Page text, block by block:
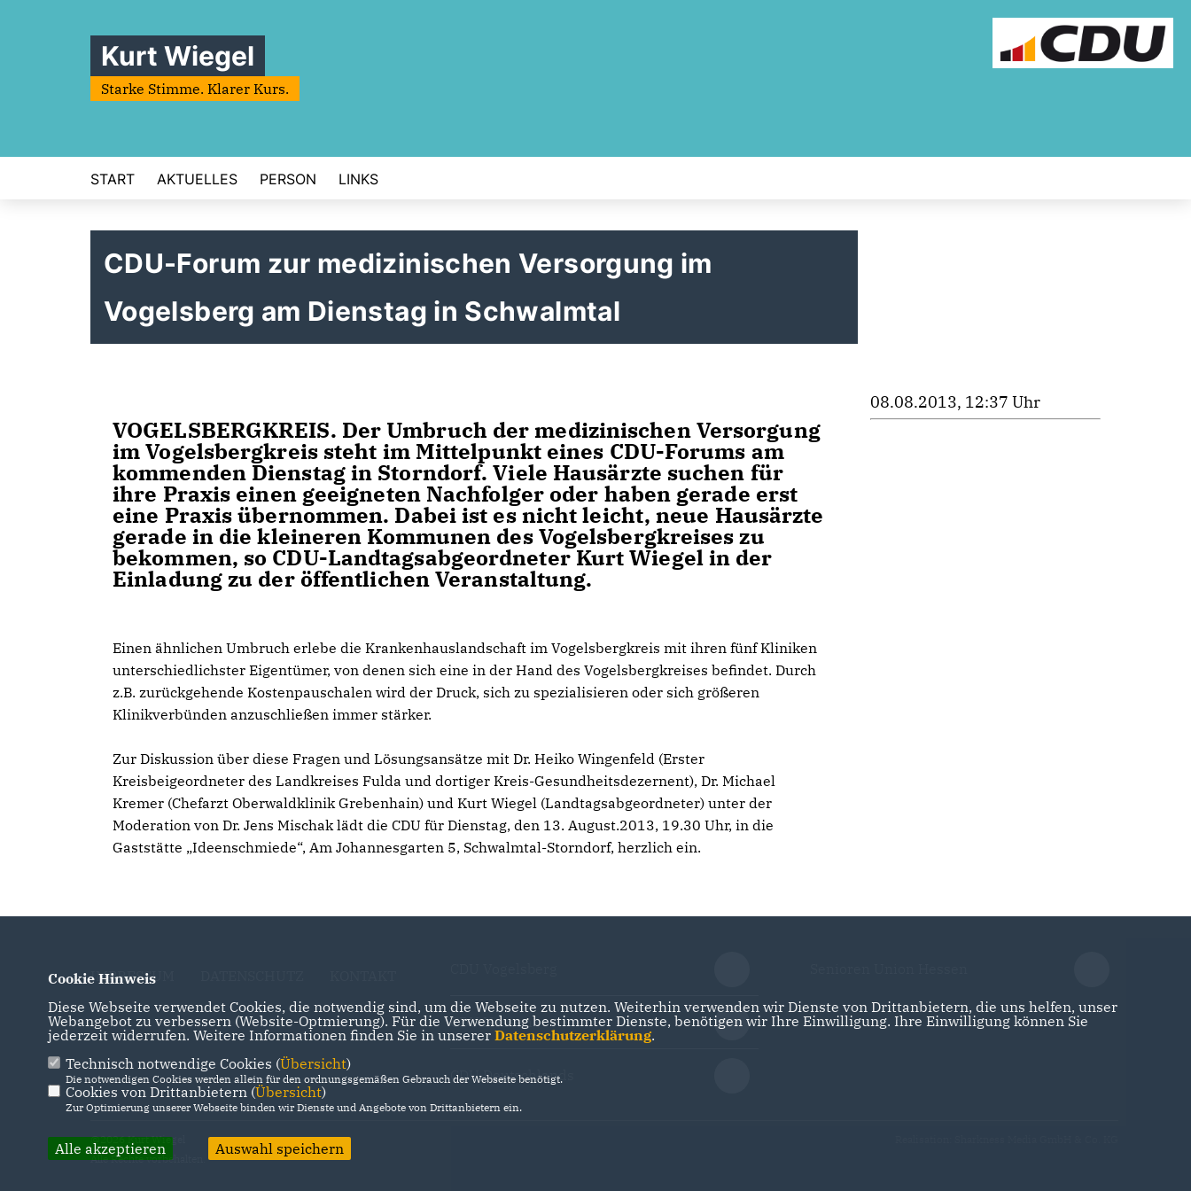
Kurt Wiegel
Starke Stimme. Klarer Kurs.
START AKTUELLES PERSON LINKS
CDU-Forum zur medizinischen Versorgung im
Vogelsberg am Dienstag in Schwalmtal
VOGELSBERGKREIS. Der Umbruch der medizinischen Versorgung
im Vogelsbergkreis steht im Mittelpunkt eines CDU-Forums am
kommenden Dienstag in Storndorf. Viele Hausärzte suchen für
ihre Praxis einen geeigneten Nachfolger oder haben gerade erst
eine Praxis übernommen. Dabei ist es nicht leicht, neue Hausärzte
gerade in die kleineren Kommunen des Vogelsbergkreises zu
bekommen, so CDU-Landtagsabgeordneter Kurt Wiegel in der
Einladung zu der öffentlichen Veranstaltung.
Einen ähnlichen Umbruch erlebe die Krankenhauslandschaft im Vogelsbergkreis mit ihren fünf Kliniken
unterschiedlichster Eigentümer, von denen sich eine in der Hand des Vogelsbergkreises befindet. Durch
z.B. zurückgehende Kostenpauschalen wird der Druck, sich zu spezialisieren oder sich größeren
Klinikverbünden anzuschließen immer stärker.
Zur Diskussion über diese Fragen und Lösungsansätze mit Dr. Heiko Wingenfeld (Erster
Kreisbeigeordneter des Landkreises Fulda und dortiger Kreis-Gesundheitsdezernent), Dr. Michael
Kremer (Chefarzt Oberwaldklinik Grebenhain) und Kurt Wiegel (Landtagsabgeordneter) unter der
Moderation von Dr. Jens Mischak lädt die CDU für Dienstag, den 13. August.2013, 19.30 Uhr, in die
Gaststätte „Ideenschmiede“, Am Johannesgarten 5, Schwalmtal-Storndorf, herzlich ein.
08.08.2013, 12:37 Uhr
IMPRESSUM
CDU Hessen
CDU Deutschlands
@2026 Kurt Wiegel
Alle Rechte vorbehalten.
Cookie Hinweis
Diese Webseite verwendet Cookies, die notwendig sind, um die Webseite zu nutzen. Weiterhin verwenden wir Dienste von Drittanbietern, die uns helfen, unser
Webangebot zu verbessern (Website-Optmierung). Für die Verwendung bestimmter Dienste, benötigen wir Ihre Einwilligung. Ihre Einwilligung können Sie
jederzeit widerrufen. Weitere Informationen finden Sie in unserer Datenschutzerklärung.
Technisch notwendige Cookies (Übersicht)
Die notwendigen Cookies werden allein für den ordnungsgemäßen Gebrauch der Webseite benötigt.
Cookies von Drittanbietern (Übersicht)
Zur Optimierung unserer Webseite binden wir Dienste und Angebote von Drittanbietern ein.
Alle akzeptieren Auswahl speichern